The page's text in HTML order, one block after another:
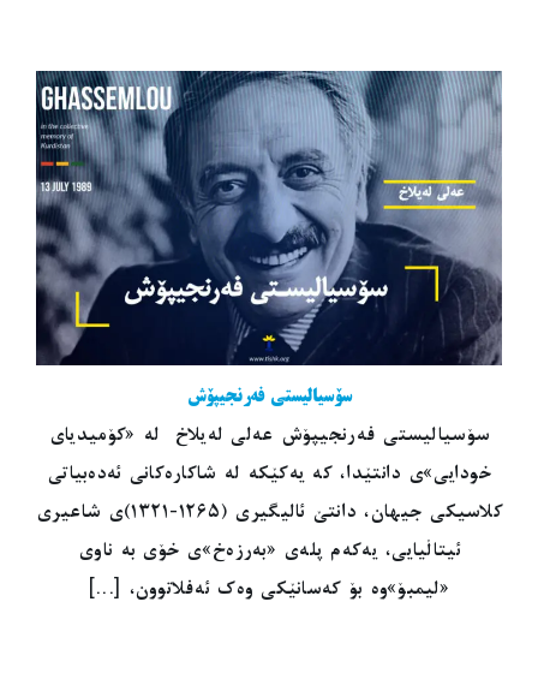
سۆسیالیستی فەرنجیپۆش
سۆسیالیستی فەرنجیپۆش عەلی لەیلاخ لە «کۆمیدیای
خودایی»ی دانتێدا، کە یەکێکە لە شاکارەکانی ئەدەبیاتی
کلاسیکی جیهان، دانتێ ئالیگیری (١٢٦٥-١٣٢١)ی شاعیری
ئیتاڵیایی، یەکەم پلەی «بەرزەخ»ی خۆی بە ناوی
«لیمبۆ»وە بۆ کەسانێکی وەک ئەفلاتوون، [...]